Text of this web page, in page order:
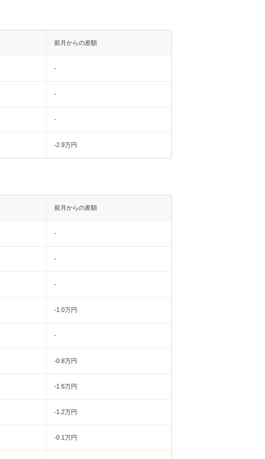
前月からの差額
-
-
-
-2.9万円
前月からの差額
-
-
-
-1.0万円
-
-0.8万円
-1.6万円
-1.2万円
-0.1万円